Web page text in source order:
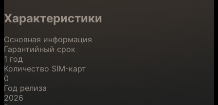
Характеристики
Основная информация
Гарантийный срок
1 год
Количество SIM-карт
0
Год релиза
2026